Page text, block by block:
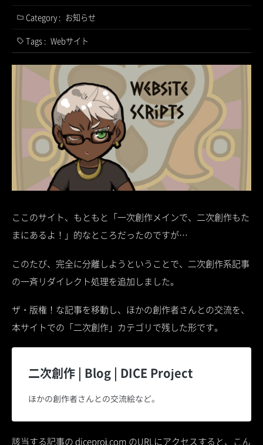
Category : お知らせ
Tags : Webサイト
ここのサイト、もともと「一次創作メインで、二次創作もた
まにあるよ！」的なところだったのですが…
このたび、完全に分離しようということで、二次創作系記事
の一斉リダイレクト処理を追加しました。
ザ・版権！な記事を移動し、ほかの創作者さんとの交流を、
本サイトでの「二次創作」カテゴリで残した形です。
二次創作 | Blog | DICE Project
ほかの創作者さんとの交流絵など。
該当する記事の diceproj.com のURLにアクセスすると、こん